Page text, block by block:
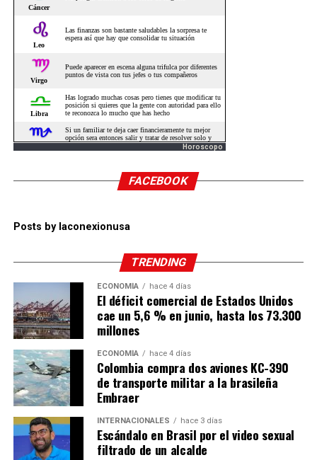
Horoscopo
FACEBOOK
Posts by laconexionusa
TRENDING
ECONOMÍA hace 4 días
El déficit comercial de Estados Unidos
cae un 5,6 % en junio, hasta los 73.300
millones
ECONOMÍA hace 4 días
Colombia compra dos aviones KC-390
de transporte militar a la brasileña
Embraer
INTERNACIONALES hace 3 días
Escándalo en Brasil por el video sexual
filtrado de un alcalde